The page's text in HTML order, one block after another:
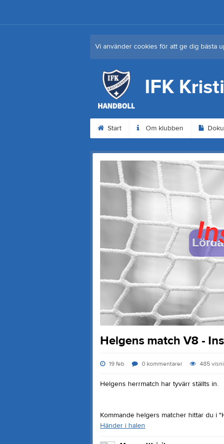
Vi använder cookies för att ge dig bästa
IFK
Start Om klubben
Helgens match V8 -
19 feb 0 kommentarer 485
Helgens herrmatch har tyvärr ställts in.
Kommande helgers matcher hittar du i
Händer i halen